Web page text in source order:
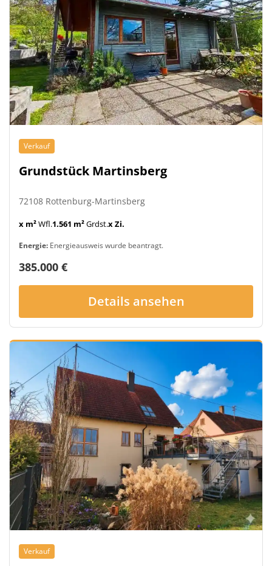
Verkauf
Grundstück Martinsberg
72108 Rottenburg-Martinsberg
x m²Wfl.1.561 m²Grdst.x Zi.
Energie: Energieausweis wurde beantragt.
385.000 €
Details ansehen
Verkauf